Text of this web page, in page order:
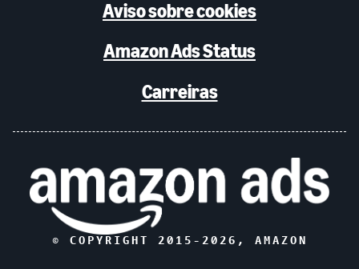
Aviso sobre cookies
Amazon Ads Status
Carreiras
© COPYRIGHT 2015- 2026 , AMAZON